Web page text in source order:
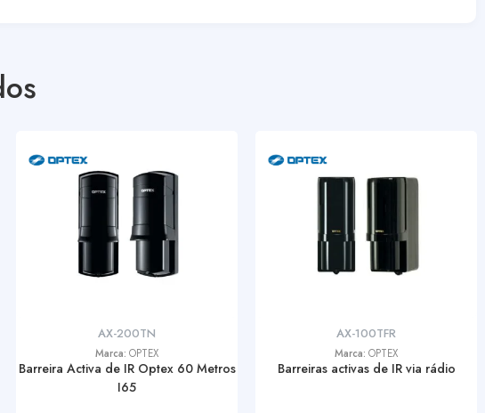
AX-200TN
Marca: OPTEX
Barreira Activa de IR Optex 60 Metros
I65
AX-100TFR
Marca: OPTEX
Barreiras activas de IR via rádio